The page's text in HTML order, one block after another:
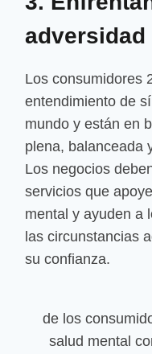
adversidad
Los consumidores
entendimiento de
mundo y están en
plena, balanceada
Los negocios
servicios que
mental y ayuden a
las circunstancias
su confianza.
de los
salud mental